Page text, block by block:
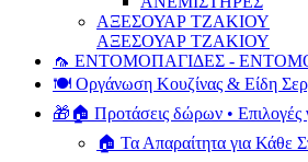
ΑΞΕΣΟΥΑΡ ΤΖΑΚΙΟΥ
ΑΞΕΣΟΥΑΡ ΤΖΑΚΙΟΥ
🦟 ΕΝΤΟΜΟΠΑΓΙΔΕΣ -
🍽️ Οργάνωση Κουζίνας & Είδη
🎁🏠 Προτάσεις δώρων • Επιλογές
🏠 Τα Απαραίτητα για Κάθε